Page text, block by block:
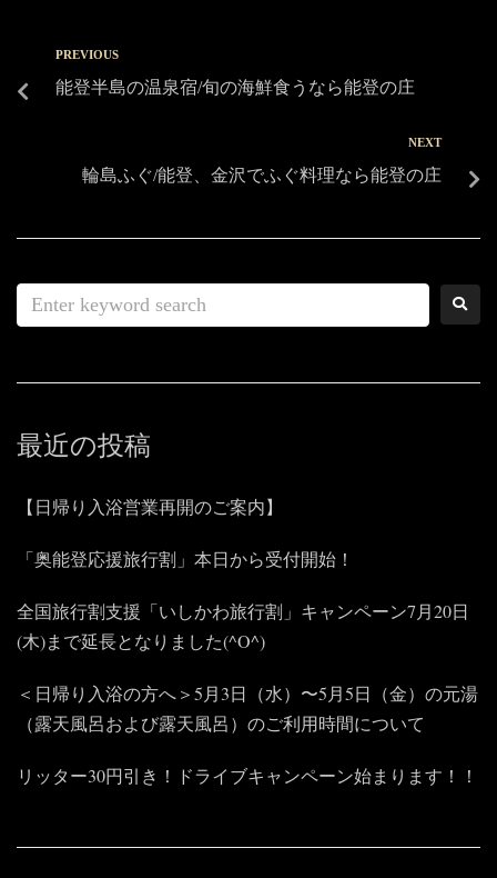
PREVIOUS
能登半島の温泉宿/旬の海鮮食うなら能登の庄
NEXT
輪島ふぐ/能登、金沢でふぐ料理なら能登の庄
最近の投稿
【日帰り入浴営業再開のご案内】
「奥能登応援旅行割」本日から受付開始！
全国旅行割支援「いしかわ旅行割」キャンペーン7月20日
(木)まで延長となりました(^O^)
＜日帰り入浴の方へ＞5月3日（水）〜5月5日（金）の元湯
（露天風呂および露天風呂）のご利用時間について
リッター30円引き！ドライブキャンペーン始まります！！